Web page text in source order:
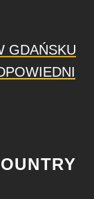
GDAŃSKU